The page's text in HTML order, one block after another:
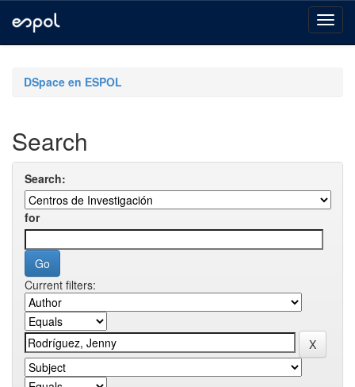
navigationDSpace en ESPOL
Search
Search:
for
Current filters: